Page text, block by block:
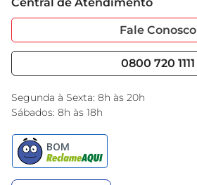
Sobre Privacidade
Portal do Fornecedo
Nossas Lojas
Garantia Estendida
Serviços
Black Friday
Encarte do Dia
Fale Conosco
0800 720 1111
Segunda à Sexta: 8h às 20h
Sábados: 8h às 18h